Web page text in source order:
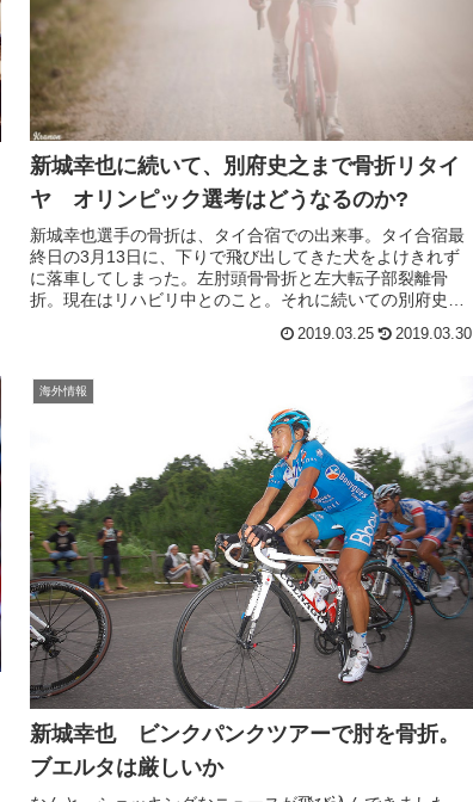
新城幸也に続いて、別府史之まで骨折リタイ
ヤ オリンピック選考はどうなるのか?
新城幸也選手の骨折は、タイ合宿での出来事。タイ合宿最
終日の3月13日に、下りで飛び出してきた犬をよけきれず
に落車してしまった。左肘頭骨骨折と左大転子部裂離骨
折。現在はリハビリ中とのこと。それに続いての別府史之
2019.03.25 2019.03.30
海外情報
新城幸也 ビンクパンクツアーで肘を骨折。
ブエルタは厳しいか